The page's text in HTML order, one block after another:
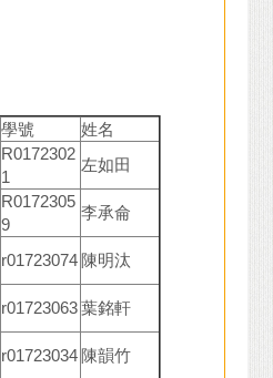
學號
姓名
R0172302
1
左如田
R0172305
9
李承侖
r01723074 陳明汰
r01723063 葉銘軒
r01723034 陳韻竹